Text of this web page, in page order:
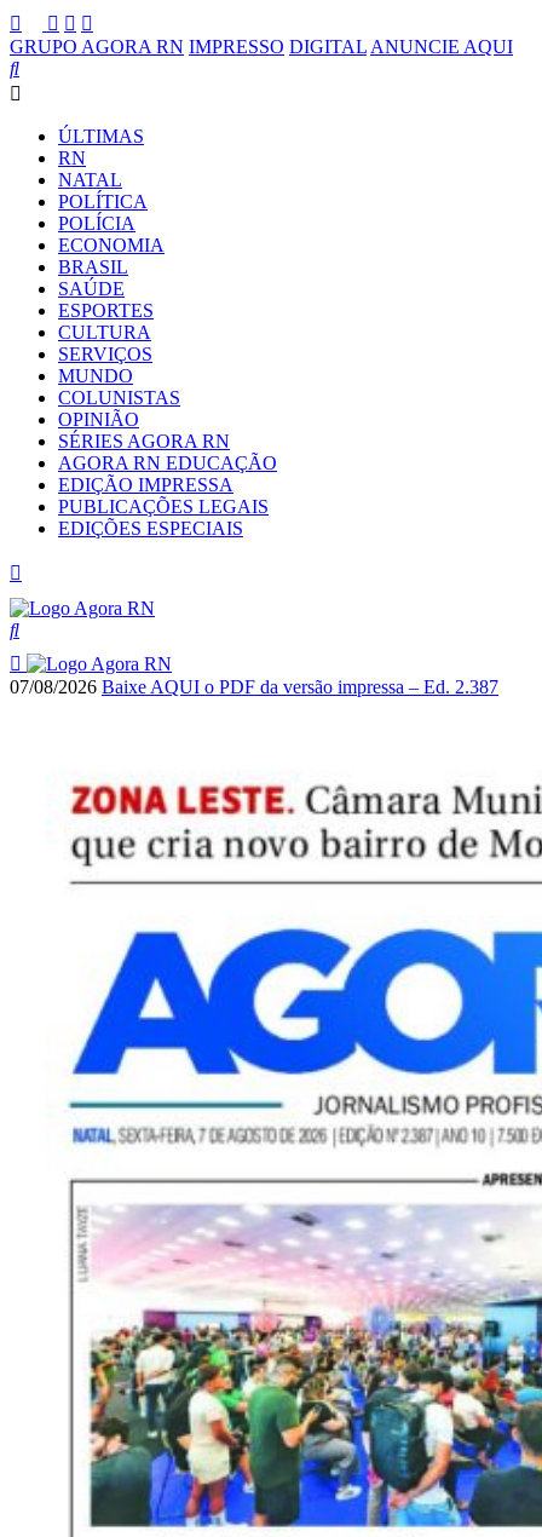
GRUPO AGORA RN IMPRESSO DIGITAL ANUNCIE AQUI
ÚLTIMAS
RN
NATAL
POLÍTICA
POLÍCIA
ECONOMIA
BRASIL
SAÚDE
ESPORTES
CULTURA
SERVIÇOS
MUNDO
COLUNISTAS
OPINIÃO
SÉRIES AGORA RN
AGORA RN EDUCAÇÃO
EDIÇÃO IMPRESSA
PUBLICAÇÕES LEGAIS
EDIÇÕES ESPECIAIS
07/08/2026 Baixe AQUI o PDF da versão impressa – Ed. 2.387